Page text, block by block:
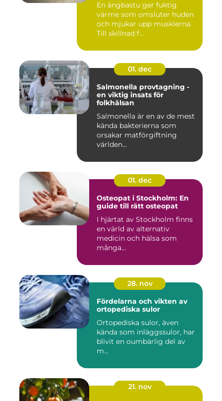
En ångbastu ger fuktig
värme som omsluter huden
och mjukar upp musklerna.
Till skillnad f...
01. dec
Salmonella provtagning -
en viktig insats för
folkhälsan
Salmonella är en av de mest
kända bakterierna som
orsakar matförgiftning
världen...
01. dec
Osteopat i Stockholm: En
guide till rätt osteopat
I hjärtat av Stockholm finns
en värld av alternativ
medicin och hälsa som
många...
28. nov
Fördelarna och vikten av
ortopediska sulor
Ortopediska sulor, även
kända som inläggssulor, har
blivit en oumbärlig del av
m...
21. nov